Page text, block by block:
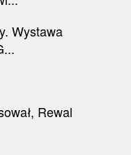
Wystawa
Rewal